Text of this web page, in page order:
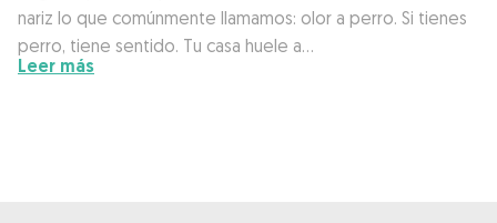
nariz lo que comúnmente llamamos: olor a perro. Si tienes
perro, tiene sentido. Tu casa huele a…
Leer más